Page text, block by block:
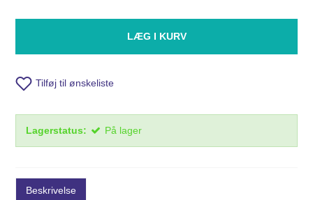
Lagerstatus: På lager
LÆG I KURV
Tilføj til ønskeliste
Beskrivelse